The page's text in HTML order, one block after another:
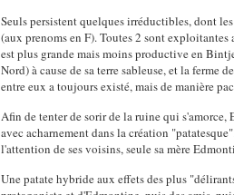
Seuls persistent quelques irréductibles, dont
(aux prenoms en F). Toutes 2 sont
est plus grande mais moins productive en
Nord) à cause de sa terre sableuse, et la ferme
entre eux a toujours existé, mais de manière
Afin de tenter de sorir de la ruine qui
avec acharnement dans la création
l'attention de ses voisins, seule sa mère
Une patate hybride aux effets des plus